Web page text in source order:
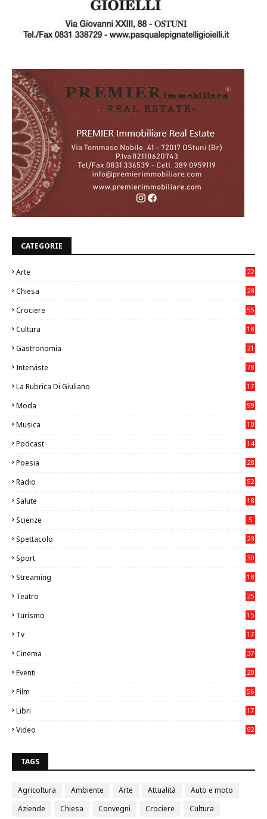
CATEGORIE
Arte
22
Chiesa
28
Crociere 55
Cultura
18
Gastronomia
21
Interviste 78
La Rubrica Di Giuliano
17
Moda 99
Musica
10
Podcast 14
Poesia 28
Radio 52
Salute
18
Scienze 5
Spettacolo 23
Sport
30
Streaming 18
Teatro
25
Turismo
15
Tv
17
Cinema
37
Eventi
20
Film
56
Libri
17
Video
92
TAGS
Agricoltura Ambiente Arte Attualità
Auto e moto
Aziende
Chiesa Convegni Crociere
Cultura